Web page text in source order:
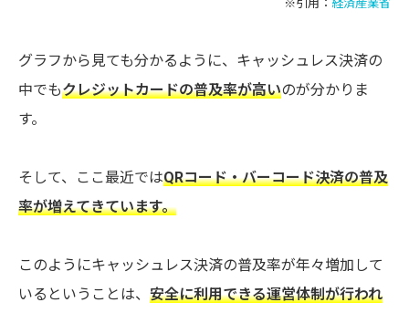
※引用： 経済産業省
グラフから見ても分かるように、キャッシュレス決済の
中でもクレジットカードの普及率が高いのが分かりま
す。
そして、ここ最近ではQRコード・バーコード決済の普及
率が増えてきています。
このようにキャッシュレス決済の普及率が年々増加して
いるということは、 安全に利用できる運営体制が行われ